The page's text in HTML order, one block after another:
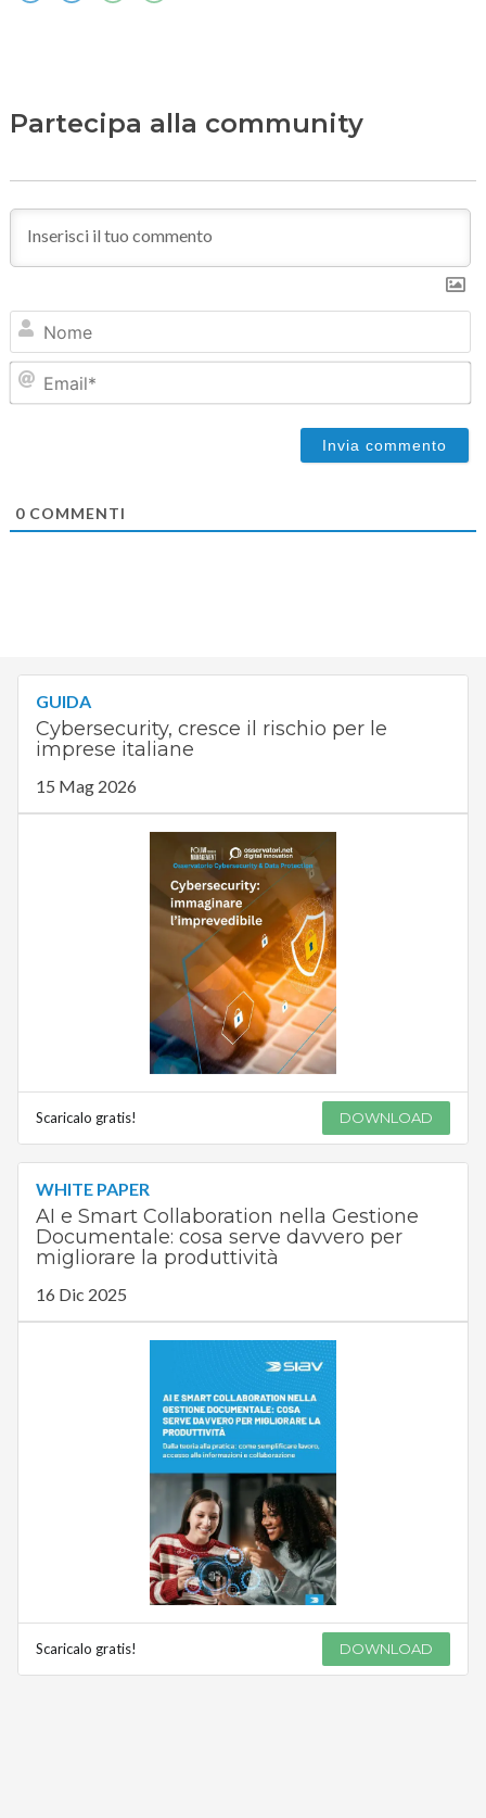
Partecipa alla community
0COMMENTI
GUIDA
Cybersecurity, cresce il rischio per le
imprese italiane
15 Mag 2026
Scaricalo gratis! DOWNLOAD
WHITE PAPER
AI e Smart Collaboration nella Gestione
Documentale: cosa serve davvero per
migliorare la produttività
16 Dic 2025
Scaricalo gratis! DOWNLOAD